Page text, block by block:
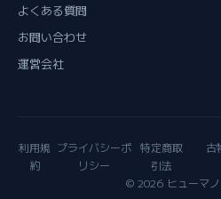
よくある質問
お問い合わせ
運営会社
利用規
約
プライバシーポ
リシー
特定商取
引法
古
© 2026 ヒューマ